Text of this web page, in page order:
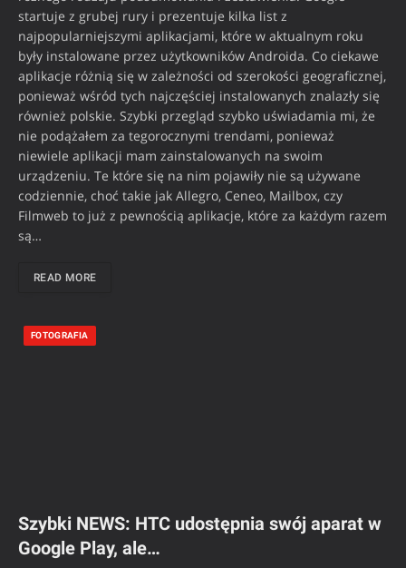
startuje z grubej rury i prezentuje kilka list z
najpopularniejszymi aplikacjami, które w aktualnym roku
były instalowane przez użytkowników Androida. Co ciekawe
aplikacje różnią się w zależności od szerokości geograficznej,
ponieważ wśród tych najczęściej instalowanych znalazły się
również polskie. Szybki przegląd szybko uświadamia mi, że
nie podążałem za tegorocznymi trendami, ponieważ
niewiele aplikacji mam zainstalowanych na swoim
urządzeniu. Te które się na nim pojawiły nie są używane
codziennie, choć takie jak Allegro, Ceneo, Mailbox, czy
Filmweb to już z pewnością aplikacje, które za każdym razem
są…
READ MORE
FOTOGRAFIA
Szybki NEWS: HTC udostępnia swój aparat w
Google Play, ale…